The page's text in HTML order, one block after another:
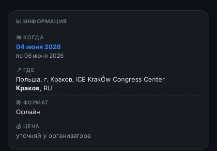
📊 ИНФОРМАЦИЯ
📅 КОГДА
04 июня 2026
по 06 июня 2026
📍 ГДЕ
Польша, г. Краков, ICE KrakÓw Congress Center
Краков, RU
🎤 ФОРМАТ
Офлайн
💰 ЦЕНА
уточняй у организатора